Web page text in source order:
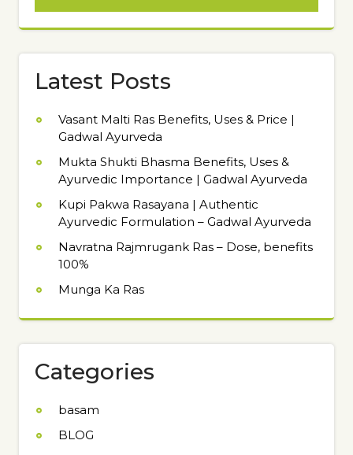
Latest Posts
Vasant Malti Ras Benefits, Uses & Price |
Gadwal Ayurveda
Mukta Shukti Bhasma Benefits, Uses &
Ayurvedic Importance | Gadwal Ayurveda
Kupi Pakwa Rasayana | Authentic
Ayurvedic Formulation – Gadwal Ayurveda
Navratna Rajmrugank Ras – Dose, benefits
100%
Munga Ka Ras
Categories
basam
BLOG